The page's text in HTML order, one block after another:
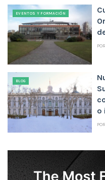
EVENTOS Y FORMACIÓN
POR
BLOG
o
POR